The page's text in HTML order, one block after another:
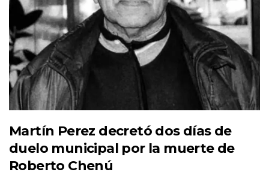
Martín Perez decretó dos días de
duelo municipal por la muerte de
Roberto Chenú